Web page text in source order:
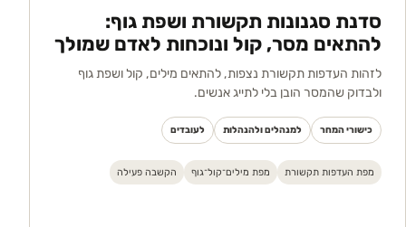
סדנת סגנונות תקשורת ושפת גוף:
להתאים מסר, קול ונוכחות לאדם שמולך
לזהות העדפות תקשורת נצפות, להתאים מילים, קול ושפת גוף
ולבדוק שהמסר הובן בלי לתייג אנשים.
כישורי המחר למנהלים ולהנהלות לעובדים
מפת העדפות תקשורת מפת מילים־קול־גוף הקשבה פעילה